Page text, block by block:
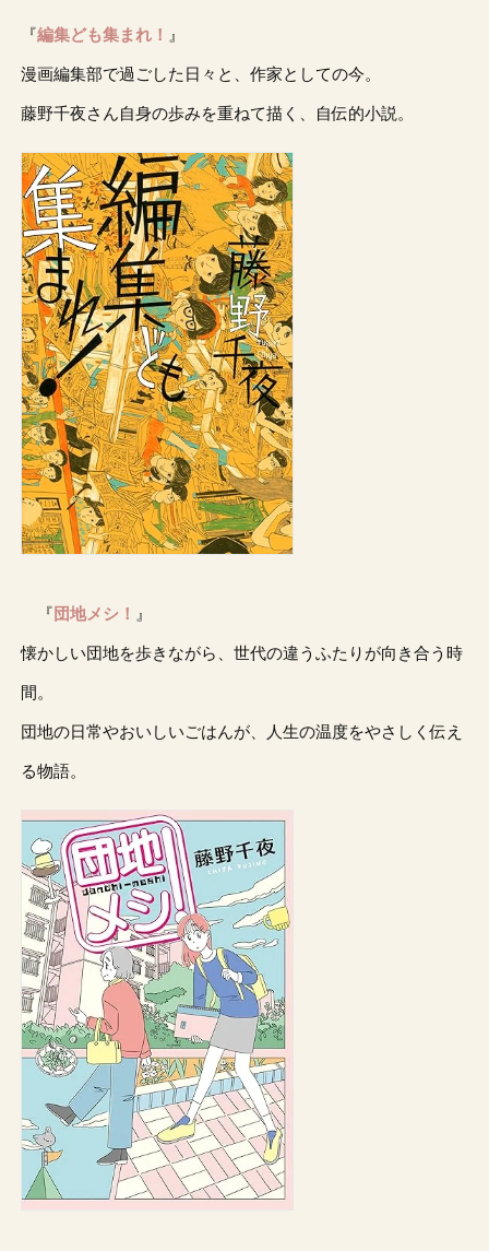
『編集ども集まれ！ 』
漫画編集部で過ごした日々と、作家としての今。
藤野千夜さん自身の歩みを重ねて描く、自伝的小説。
『 団地メシ！ 』
懐かしい団地を歩きながら、世代の違うふたりが向き合う時
間。
団地の日常やおいしいごはんが、人生の温度をやさしく伝え
る物語。